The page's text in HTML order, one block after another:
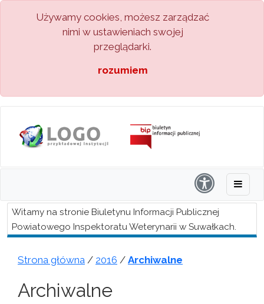
Używamy cookies, możesz zarządzać
nimi w ustawieniach swojej
przeglądarki.
rozumiem
Witamy na stronie Biuletynu Informacji Publicznej
Powiatowego Inspektoratu Weterynarii w Suwałkach.
Strona główna / 2016 / Archiwalne
Archiwalne